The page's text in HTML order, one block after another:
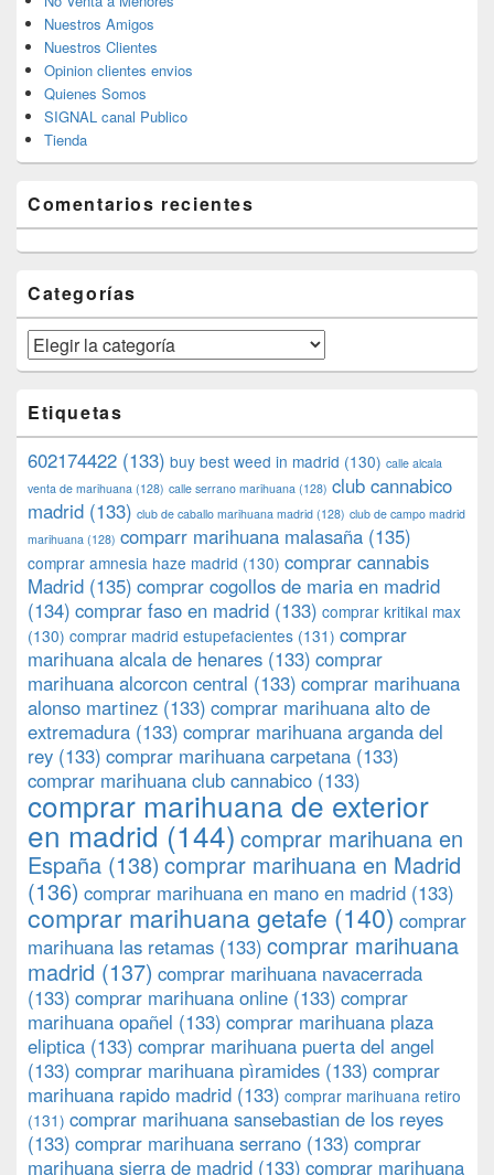
Nuestros Amigos
Nuestros Clientes
Opinion clientes envios
Quienes Somos
SIGNAL canal Publico
Tienda
Comentarios recientes
Categorías
Categorías
Etiquetas
602174422 (133) buy best weed in madrid (130) calle alcala
venta de marihuana (128) calle serrano marihuana (128) club cannabico
madrid (133) club de caballo marihuana madrid (128) club de campo madrid
marihuana (128) comparr marihuana malasaña (135)
comprar amnesia haze madrid (130) comprar cannabis
Madrid (135) comprar cogollos de maria en madrid
(134) comprar faso en madrid (133) comprar kritikal max
(130) comprar madrid estupefacientes (131) comprar
marihuana alcala de henares (133) comprar
marihuana alcorcon central (133) comprar marihuana
alonso martinez (133) comprar marihuana alto de
extremadura (133) comprar marihuana arganda del
rey (133) comprar marihuana carpetana (133)
comprar marihuana club cannabico (133)
comprar marihuana de exterior
en madrid (144) comprar marihuana en
España (138) comprar marihuana en Madrid
(136) comprar marihuana en mano en madrid (133)
comprar marihuana getafe (140) comprar
marihuana las retamas (133) comprar marihuana
madrid (137) comprar marihuana navacerrada
(133) comprar marihuana online (133) comprar
marihuana opañel (133) comprar marihuana plaza
eliptica (133) comprar marihuana puerta del angel
(133) comprar marihuana pìramides (133) comprar
marihuana rapido madrid (133) comprar marihuana retiro
(131) comprar marihuana sansebastian de los reyes
(133) comprar marihuana serrano (133) comprar
marihuana sierra de madrid (133) comprar marihuana